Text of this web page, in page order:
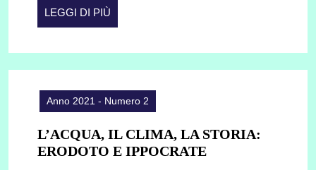
PISONIANI?
UNA
LEGGI DI PIÙ
DI
Anno 2021 - Numero 2
L’ACQUA, IL CLIMA, LA STORIA:
ERODOTO E IPPOCRATEL’ACQUA,